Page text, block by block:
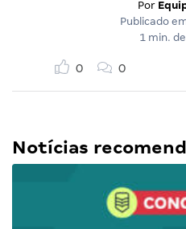
Por
Publicado
1 min.
0 0
Notícias